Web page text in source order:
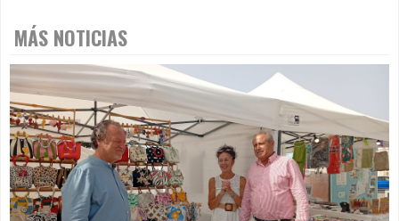
MÁS NOTICIAS